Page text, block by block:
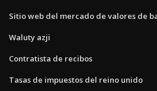
Sitio web del mercado de valores de
Waluty azji
Contratista de recibos
Tasas de impuestos del reino unido